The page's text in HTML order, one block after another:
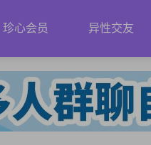
珍心会员 异性交友